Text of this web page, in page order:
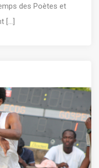
des Poètes et
[...]